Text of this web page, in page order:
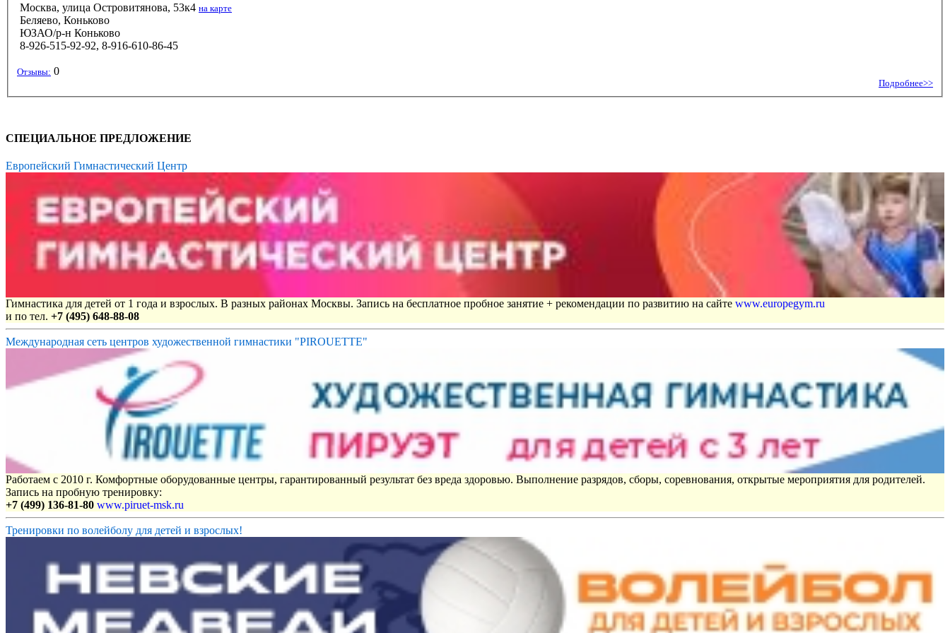
Москва, улица Островитянова, 53к4 на карте
Беляево, Коньково
ЮЗАО/р-н Коньково
8-926-515-92-92, 8-916-610-86-45
Отзывы: 0
Подробнее>>
СПЕЦИАЛЬНОЕ ПРЕДЛОЖЕНИЕ
Европейский Гимнастический Центр
Гимнастика для детей от 1 года и взрослых. В разных районах Москвы. Запись на бесплатное пробное занятие + рекомендации по развитию на сайте www.europegym.ru
и по тел. +7 (495) 648-88-08
Международная сеть центров художественной гимнастики "PIROUETTE"
Работаем с 2010 г. Комфортные оборудованные центры, гарантированный результат без вреда здоровью. Выполнение разрядов, сборы, соревнования, открытые мероприятия для родителей.
Запись на пробную тренировку:
+7 (499) 136-81-80 www.piruet-msk.ru
Тренировки по волейболу для детей и взрослых!